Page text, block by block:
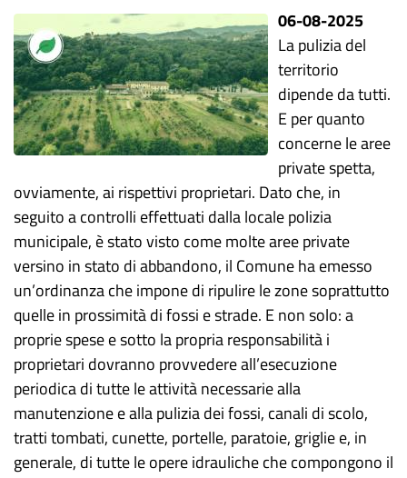
06-08-2025
La pulizia del
territorio
dipende da tutti.
E per quanto
concerne le aree
private spetta,
ovviamente, ai rispettivi proprietari. Dato che, in
seguito a controlli effettuati dalla locale polizia
municipale, è stato visto come molte aree private
versino in stato di abbandono, il Comune ha emesso
un’ordinanza che impone di ripulire le zone soprattutto
quelle in prossimità di fossi e strade. E non solo: a
proprie spese e sotto la propria responsabilità i
proprietari dovranno provvedere all’esecuzione
periodica di tutte le attività necessarie alla
manutenzione e alla pulizia dei fossi, canali di scolo,
tratti tombati, cunette, portelle, paratoie, griglie e, in
generale, di tutte le opere idrauliche che compongono il